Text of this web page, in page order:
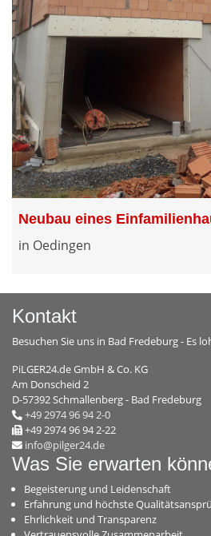
Neubau eines
in Oedingen
Kontakt
Besuchen Sie uns in Bad Fredeburg - Es
PiLGER24.de GmbH & Co. KG
Am Donscheid 2
D-57392 Schmallenberg - Bad Fredeburg
+49 2974 96 94 2-0
+49 2974 96 94 2-22
info@pilger24.de
Was Sie erwarten
Begeisterung und Leidenschaft
Erfahrung und höchste
Ehrlichkeit und Transparenz